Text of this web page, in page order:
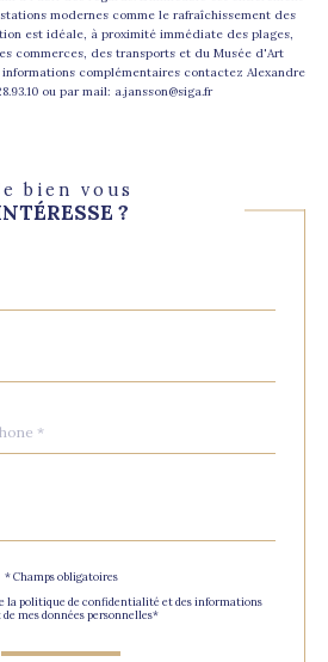
modernes comme le rafraîchissement des
est idéale, à proximité immédiate des plages,
commerces, des transports et du Musée d'Art
informations complémentaires contactez Alexandre
ou par mail: a.jansson@siga.fr
bien vous
?
* Champs obligatoires
la politique de confidentialité et des informations
mes données personnelles*